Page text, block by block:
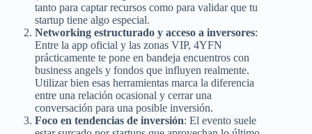
tanto para captar recursos como para validar que tu
startup tiene algo especial.
Networking estructurado y acceso a inversores:
Entre la app oficial y las zonas VIP, 4YFN
prácticamente te pone en bandeja encuentros con
business angels y fondos que influyen realmente.
Utilizar bien esas herramientas marca la diferencia
entre una relación ocasional y cerrar una
conversación para una posible inversión.
Foco en tendencias de inversión: El evento suele